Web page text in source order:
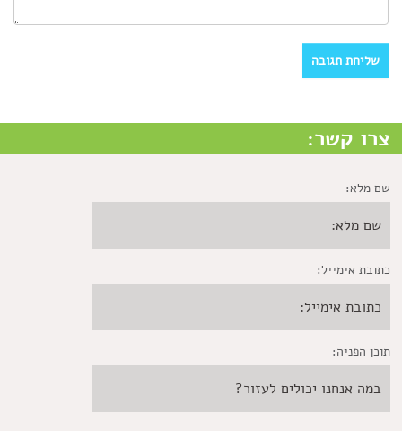
צרו קשר:
שם מלא:
כתובת אימייל:
תוכן הפניה: